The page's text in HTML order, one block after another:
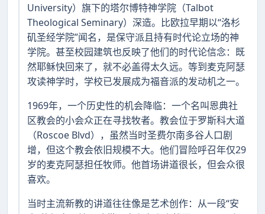
University）旗下的塔尔博特神学院（Talbot
Theological Seminary）深造。比欧拉早期以“洛杉
矶圣经学院”闻名，是保守派且持有时代论立场的神
学院。甚至校园建筑也反映了他们的时代论信念：既
然耶稣快回来了，就不必盖得太久远。等到麦克阿瑟
攻读神学时，学校已发展成为福音派的发动机之一。
1969年，一个历史性的机会降临：一个名叫恩典社
区教会的小会众正在寻找牧者。教会位于罗斯科大道
（Roscoe Blvd），虽然当时圣费尔南多谷人口剧
增，但这个教会依旧规模不大。他们冒险呼召年仅29
岁的麦克阿瑟担任牧师。他首场讲道很长，但会众很
喜欢。
当时主流新教的讲道往往像是艺术创作：从一段“安